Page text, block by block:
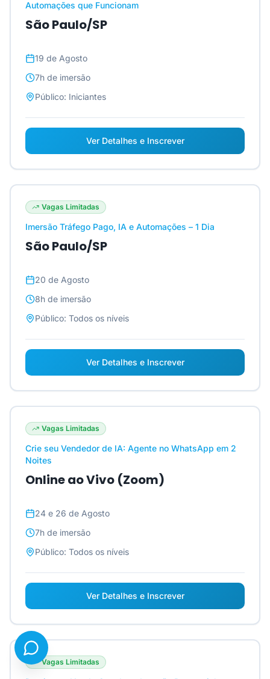
Automações que Funcionam
São Paulo/SP
19 de Agosto
7h de imersão
Público: Iniciantes
Ver Detalhes e Inscrever
Vagas Limitadas
Imersão Tráfego Pago, IA e Automações – 1 Dia
São Paulo/SP
20 de Agosto
8h de imersão
Público: Todos os níveis
Ver Detalhes e Inscrever
Vagas Limitadas
Crie seu Vendedor de IA: Agente no WhatsApp em 2
Noites
Online ao Vivo (Zoom)
24 e 26 de Agosto
7h de imersão
Público: Todos os níveis
Ver Detalhes e Inscrever
Vagas Limitadas